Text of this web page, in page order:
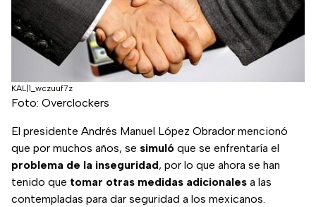
KAL|1_wczuuf7z
Foto: Overclockers
El presidente Andrés Manuel López Obrador mencionó
que por muchos años, se simuló que se enfrentaría el
problema de la inseguridad, por lo que ahora se han
tenido que tomar otras medidas adicionales a las
contempladas para dar seguridad a los mexicanos.